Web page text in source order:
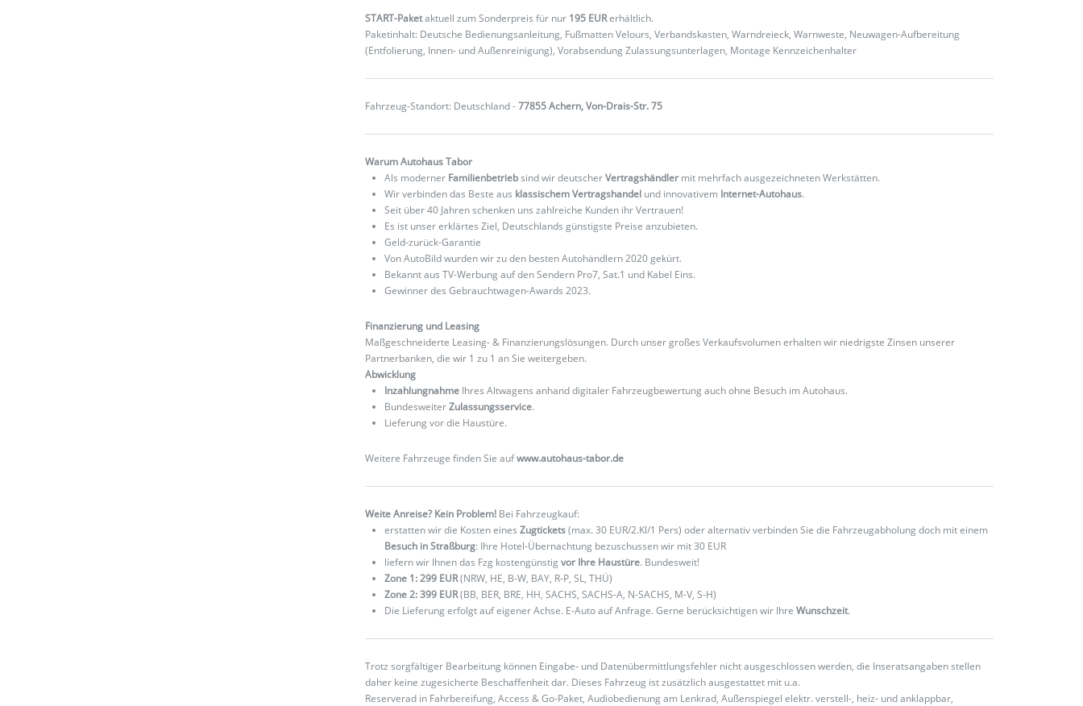
START-Paketaktuell zum Sonderpreis für nur 195 EURerhältlich.
Paketinhalt: Deutsche Bedienungsanleitung, Fußmatten Velours, Verbandskasten, Warndreieck, Warnweste, Neuwagen-Aufbereitung
(Entfolierung, Innen- und Außenreinigung), Vorabsendung Zulassungsunterlagen, Montage Kennzeichenhalter
Fahrzeug-Standort: Deutschland -77855 Achern, Von-Drais-Str. 75
Warum Autohaus Tabor
Als moderner Familienbetriebsind wir deutscherVertragshändler mit mehrfach ausgezeichneten Werkstätten.
Wir verbinden das Beste aus klassischem Vertragshandel und innovativem Internet-Autohaus.
Seit über 40 Jahren schenken uns zahlreiche Kunden ihr Vertrauen!
Es ist unser erklärtes Ziel, Deutschlands günstigste Preise anzubieten.
Geld-zurück-Garantie
Von AutoBild wurden wir zu den besten Autohändlern 2020 gekürt.
Bekannt aus TV-Werbung auf den Sendern Pro7, Sat.1 und Kabel Eins.
Gewinner des Gebrauchtwagen-Awards 2023.
Finanzierung und Leasing
Maßgeschneiderte Leasing- & Finanzierungslösungen. Durch unser großes Verkaufsvolumen erhalten wir niedrigste Zinsen unserer
Partnerbanken, die wir 1 zu 1 an Sie weitergeben.
Abwicklung
Inzahlungnahme Ihres Altwagens anhand digitaler Fahrzeugbewertung auch ohne Besuch im Autohaus.
BundesweiterZulassungsservice.
Lieferung vor die Haustüre.
Weitere Fahrzeuge finden Sie aufwww.autohaus-tabor.de
Weite Anreise? Kein Problem! Bei Fahrzeugkauf:
erstatten wir die Kosten einesZugtickets(max. 30 EUR/2.Kl/1 Pers) oder alternativ verbinden Sie die Fahrzeugabholung doch mit einem
Besuch in Straßburg: Ihre Hotel-Übernachtung bezuschussen wir mit 30 EUR
liefern wir Ihnen das Fzg kostengünstigvor Ihre Haustüre. Bundesweit!
Zone 1: 299 EUR(NRW, HE, B-W, BAY, R-P, SL, THÜ)
Zone 2: 399 EUR(BB, BER, BRE, HH, SACHS, SACHS-A, N-SACHS, M-V, S-H)
Die Lieferung erfolgt auf eigener Achse. E-Auto auf Anfrage. Gerne berücksichtigen wir IhreWunschzeit.
Trotz sorgfältiger Bearbeitung können Eingabe- und Datenübermittlungsfehler nicht ausgeschlossen werden, die Inseratsangaben stellen
daher keine zugesicherte Beschaffenheit dar. Dieses Fahrzeug ist zusätzlich ausgestattet mit u.a.
Reserverad in Fahrbereifung, Access & Go-Paket, Audiobedienung am Lenkrad, Außenspiegel elektr. verstell-, heiz- und anklappbar,